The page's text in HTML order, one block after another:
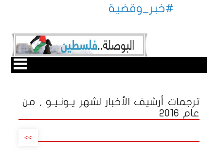
#خبر_وقضية
ترجمات أرشيف الأخبار لشهر يـونـيـو , من
عام 2016
>>